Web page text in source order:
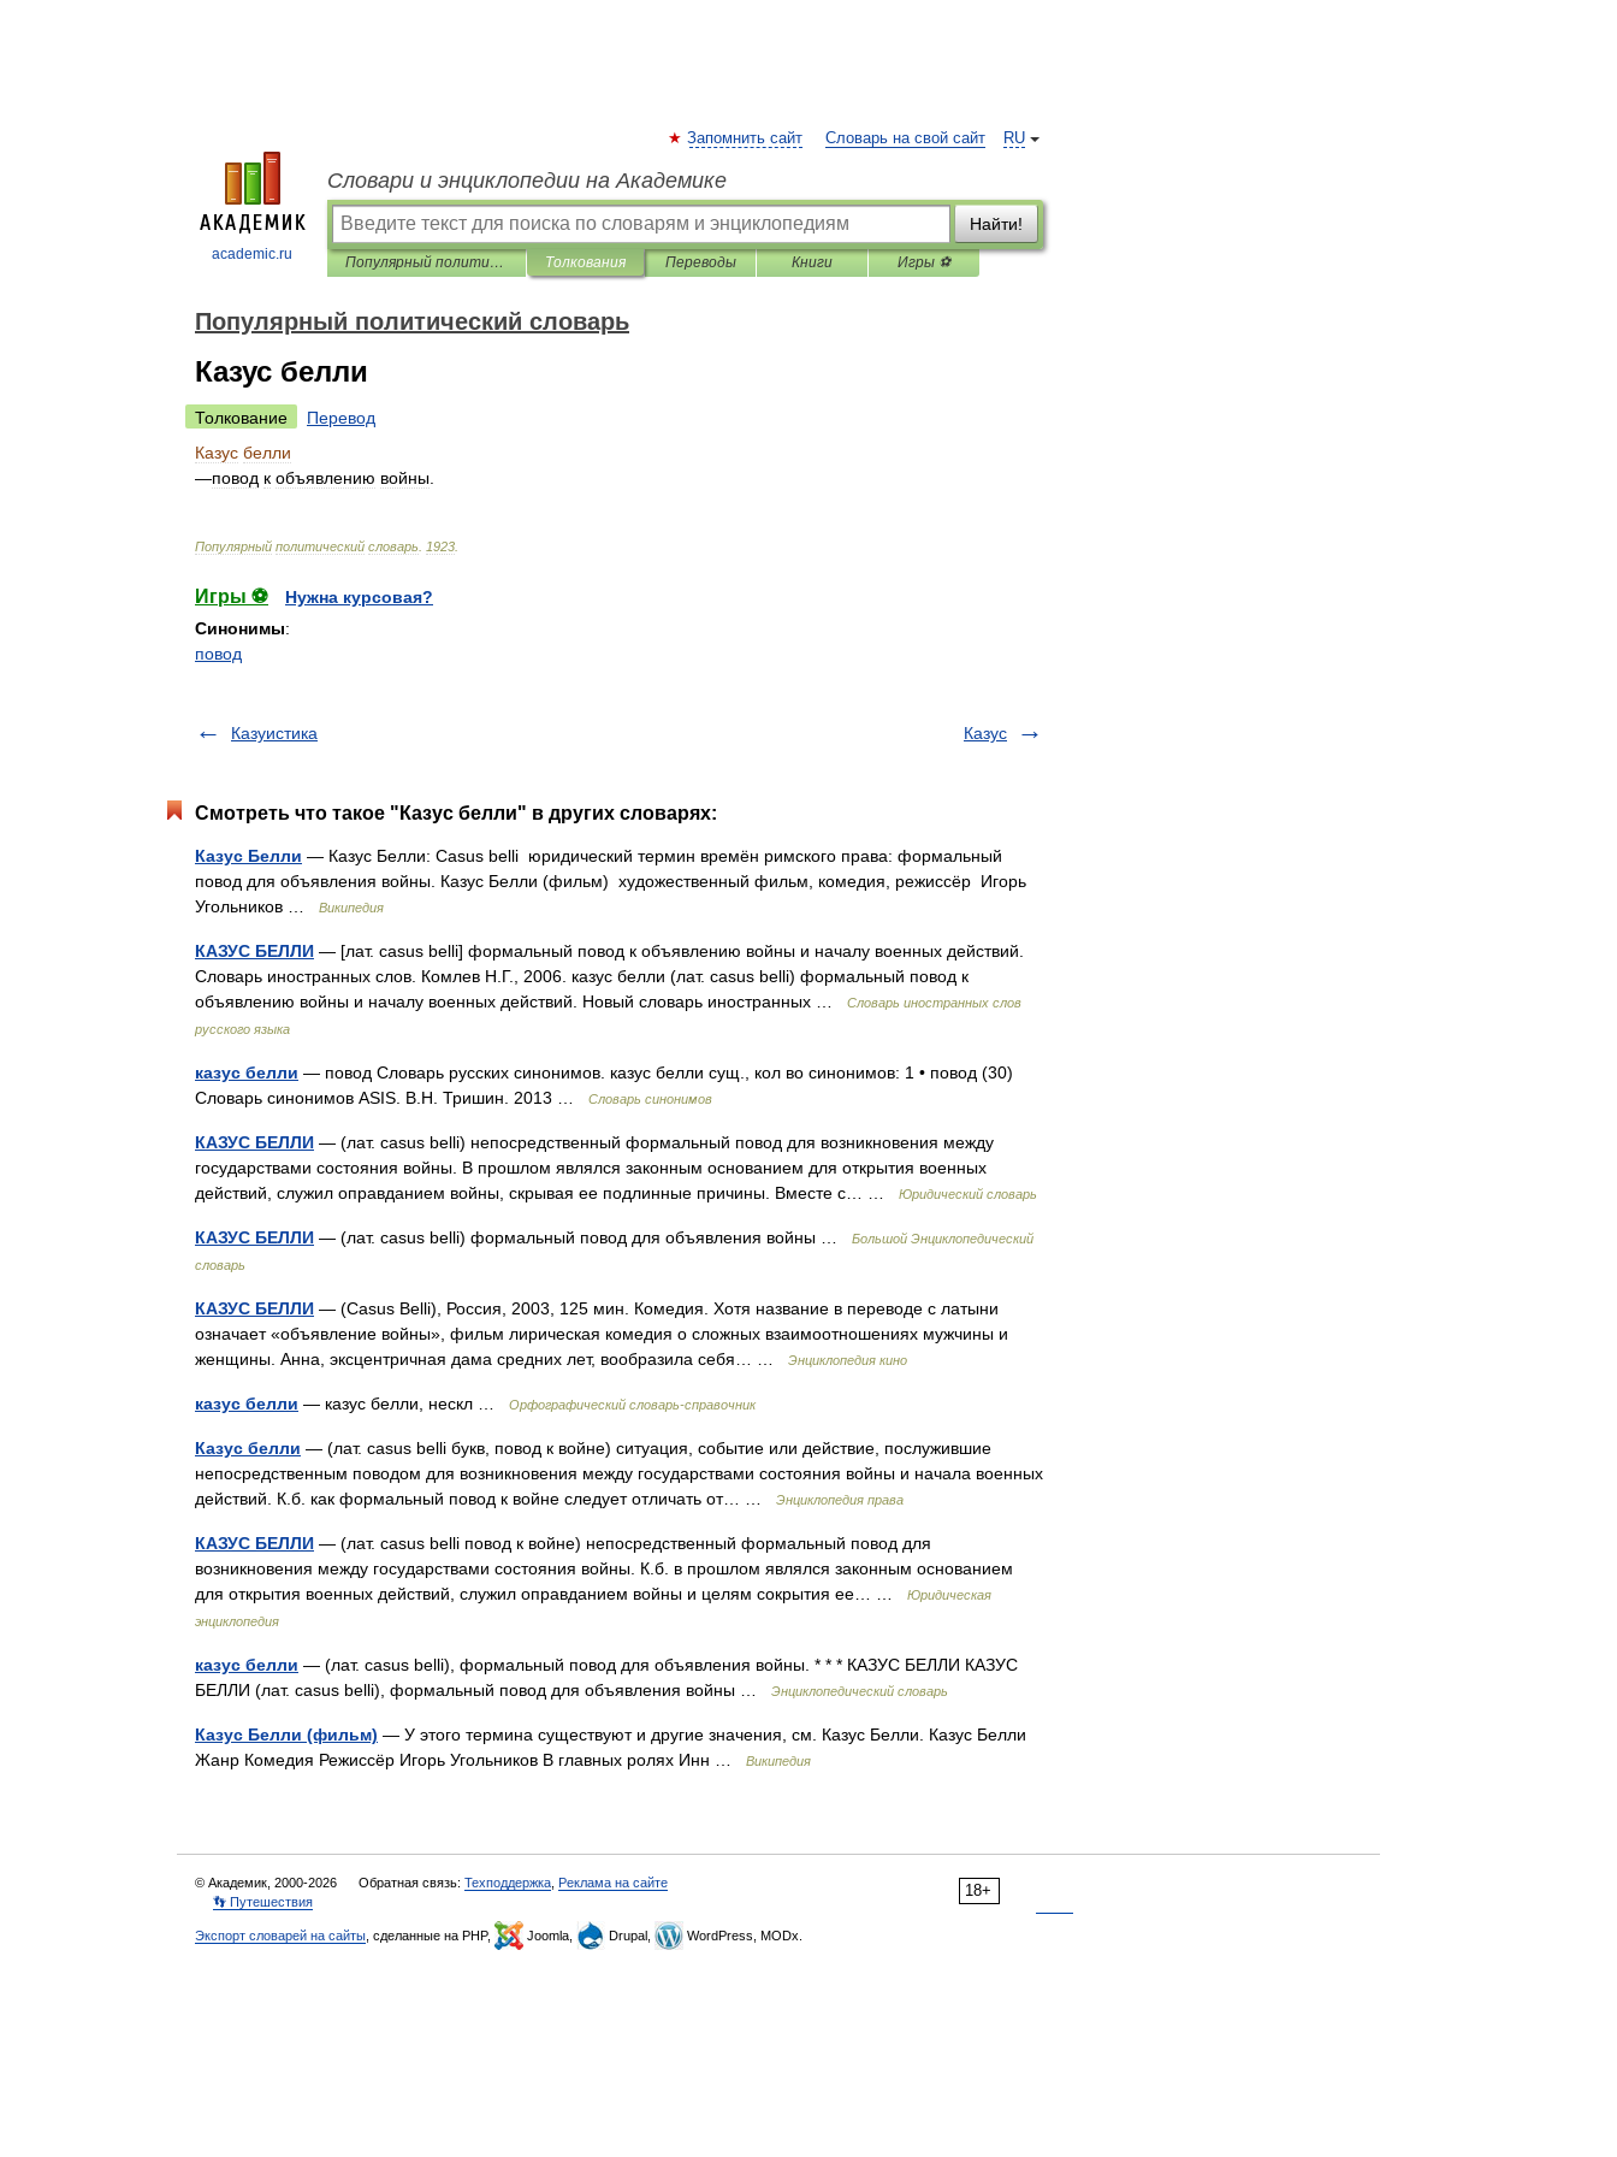
academic.ru
RU
Запомнить сайт Словарь на свой сайт
Словари и энциклопедии на Академике
Найти!
Популярный политический словарь Толкования Переводы Книги Игры ⚽
Популярный политический словарь
Казус белли
Толкование
Перевод
Казус белли
—повод к объявлению войны
Популярный политический словарь 1923
Игры ⚽
Нужна курсовая?
Синонимы:
повод
Казуистика Казус
Смотреть что такое "Казус белли" в других словарях:
Казус Белли — Казус Белли: Casus belli юридический термин времён римского права: формальный
повод для объявления войны. Казус Белли (фильм) художественный фильм, комедия, режиссёр Игорь
Угольников …
Википедия
КАЗУС БЕЛЛИ — [лат. casus belli] формальный повод к объявлению войны и началу военных действий.
Словарь иностранных слов. Комлев Н.Г., 2006. казус белли (лат. casus belli) формальный повод к
объявлению войны и началу военных действий. Новый словарь иностранных …
Словарь иностранных слов
русского языка
казус белли — повод Словарь русских синонимов. казус белли сущ., кол во синонимов: 1 • повод (30)
Словарь синонимов ASIS. В.Н. Тришин. 2013 …
Словарь синонимов
КАЗУС БЕЛЛИ — (лат. casus belli) непосредственный формальный повод для возникновения между
государствами состояния войны. В прошлом являлся законным основанием для открытия военных
действий, служил оправданием войны, скрывая ее подлинные причины. Вместе с… …
Юридический словарь
КАЗУС БЕЛЛИ — (лат. casus belli) формальный повод для объявления войны …
Большой Энциклопедический
словарь
КАЗУС БЕЛЛИ — (Casus Belli), Россия, 2003, 125 мин. Комедия. Хотя название в переводе с латыни
означает «объявление войны», фильм лирическая комедия о сложных взаимоотношениях мужчины и
женщины. Анна, эксцентричная дама средних лет, вообразила себя… …
Энциклопедия кино
казус белли — казус белли, нескл … Орфографический словарь-справочник
Казус белли — (лат. casus belli букв, повод к войне) ситуация, событие или действие, послужившие
непосредственным поводом для возникновения между государствами состояния войны и начала военных
действий. К.б. как формальный повод к войне следует отличать от… …
Энциклопедия права
КАЗУС БЕЛЛИ — (лат. casus belli повод к войне) непосредственный формальный повод для
возникновения между государствами состояния войны. К.б. в прошлом являлся законным основанием
для открытия военных действий, служил оправданием войны и целям сокрытия ее… …
Юридическая
энциклопедия
казус белли — (лат. casus belli), формальный повод для объявления войны. * * * КАЗУС БЕЛЛИ КАЗУС
БЕЛЛИ (лат. casus belli), формальный повод для объявления войны …
Энциклопедический словарь
Казус Белли (фильм) — У этого термина существуют и другие значения, см. Казус Белли. Казус Белли
Жанр Комедия Режиссёр Игорь Угольников В главных ролях Инн …
Википедия
18+
© Академик, 2000-2026 Обратная связь: Техподдержка Реклама на сайте
👣 Путешествия
Экспорт словарей на сайты , сделанные на PHP, Joomla, Drupal, WordPress, MODx.